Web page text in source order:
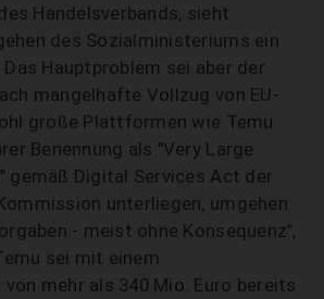
Handelsverbands, sieht
des Sozialministeriums ein
Hauptproblem sei aber der
mangelhafte Vollzug von EU-
große Plattformen wie Temu
Benennung als "Very Large
gemäß Digital Services Act der
unterliegen, umgehen
- meist ohne Konsequenz",
sei mit einem
mehr als 340 Mio. Euro bereits